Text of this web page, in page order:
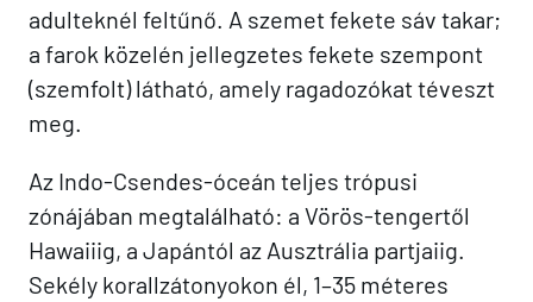
adulteknél feltűnő. A szemet fekete sáv takar;
a farok közelén jellegzetes fekete szempont
(szemfolt) látható, amely ragadozókat téveszt
meg.
Az Indo-Csendes-óceán teljes trópusi
zónájában megtalálható: a Vörös-tengertől
Hawaiiig, a Japántól az Ausztrália partjaiig.
Sekély korallzátonyokon él, 1–35 méteres